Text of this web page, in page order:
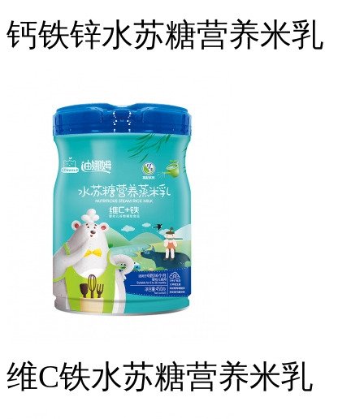
钙铁锌水苏糖营养米乳
维C铁水苏糖营养米乳